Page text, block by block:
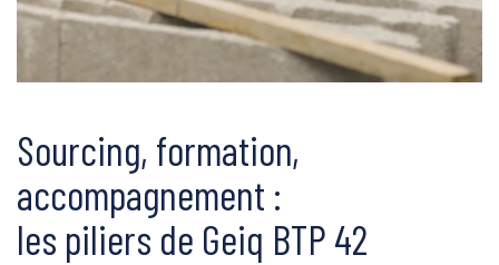
Sourcing, formation,
accompagnement :
les piliers de Geiq BTP 42